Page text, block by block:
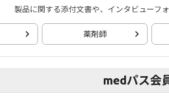
製品に関する添付文書や、インタビューフ
薬剤師
medパス会